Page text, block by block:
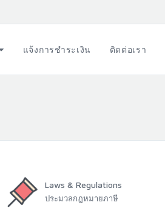
แจ้งการชำระเงิน ติดต่อเรา
Laws & Regulations
ประมวลกฎหมายภาษี